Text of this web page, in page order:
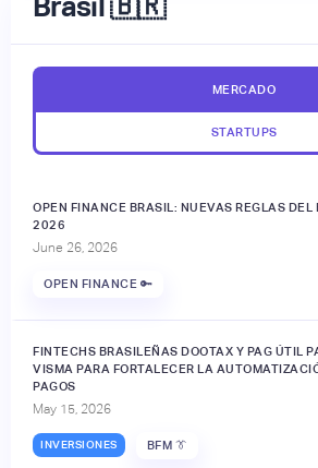
MERCADO
STARTUPS
OPEN FINANCE BRASIL: NUEVAS REGLAS DEL
2026
June 26, 2026
OPEN FINANCE 🔑
FINTECHS BRASILEÑAS DOOTAX Y PAG ÚTIL
VISMA PARA FORTALECER LA
PAGOS
May 15, 2026
INVERSIONES BFM 👔